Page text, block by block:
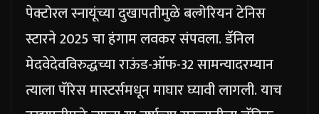
पेक्टोरल स्नायूंच्या दुखापतीमुळे बल्गेरियन टेनिस
स्टारने 2025 चा हंगाम लवकर संपवला. डॅनिल
मेदवेदेवविरुद्धच्या राऊंड-ऑफ-32 सामन्यादरम्यान
त्याला पॅरिस मास्टर्समधून माघार घ्यावी लागली. याच